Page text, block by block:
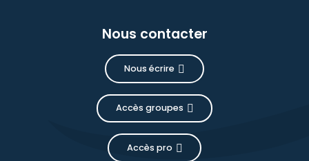
Nous contacter
Nous écrire
Accès groupes
Accès pro